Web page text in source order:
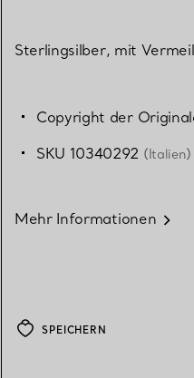
Sterlingsilber, mit
Copyright der
SKU 10340292 (Italien)
Mehr Informationen
SPEICHERN